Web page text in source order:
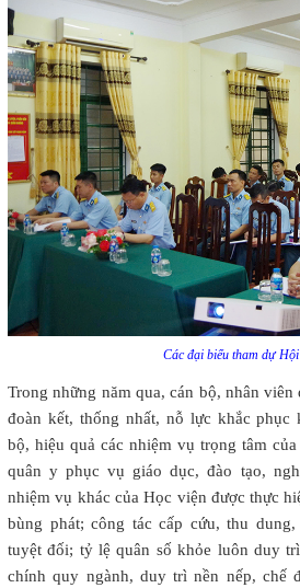
Các đại biểu tham dự
Trong những năm qua, cán bộ, nhân
đoàn kết, thống nhất, nỗ lực khắc phục
bộ, hiệu quả các nhiệm vụ trọng tâm
quân y phục vụ giáo dục, đào tạo,
nhiệm vụ khác của Học viện được thực
bùng phát; công tác cấp cứu, thu
tuyệt đối; tỷ lệ quân số khỏe luôn duy
chính quy ngành, duy trì nền nếp, chế